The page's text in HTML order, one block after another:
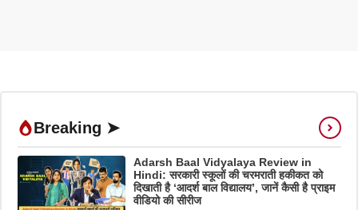
Breaking ➤
Adarsh Baal Vidyalaya Review in
Hindi: सरकारी स्कूलों की चरमराती हकीकत को
दिखाती है ‘आदर्श बाल विद्यालय’, जानें कैसी है प्राइम
वीडियो की सीरीज